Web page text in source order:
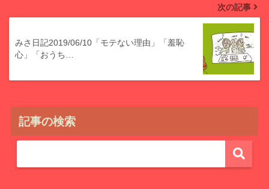
次の記事
みさ日記2019/06/10「モテない理由」「羞恥
心」「おうち…
記事の検索